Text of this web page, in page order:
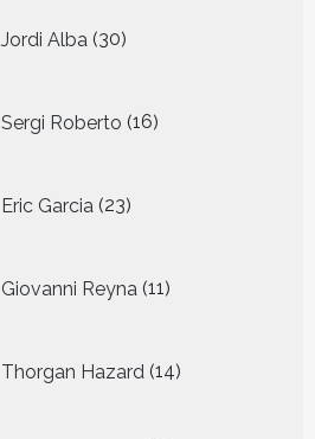
Jordi Alba 30
producten
Sergi Roberto 16
producten
Eric Garcia 23
producten
Giovanni Reyna 11
producten
Thorgan Hazard 14
producten